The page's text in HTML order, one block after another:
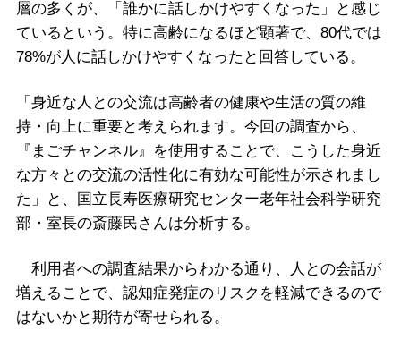
層の多くが、「誰かに話しかけやすくなった」と感じ
ているという。特に高齢になるほど顕著で、80代では
78%が人に話しかけやすくなったと回答している。
「身近な人との交流は高齢者の健康や生活の質の維
持・向上に重要と考えられます。今回の調査から、
『まごチャンネル』を使用することで、こうした身近
な方々との交流の活性化に有効な可能性が示されまし
た」と、国立長寿医療研究センター老年社会科学研究
部・室長の斎藤民さんは分析する。
利用者への調査結果からわかる通り、人との会話が
増えることで、認知症発症のリスクを軽減できるので
はないかと期待が寄せられる。